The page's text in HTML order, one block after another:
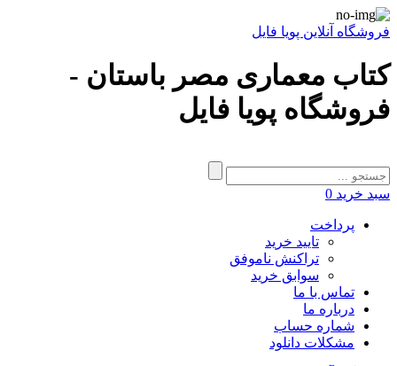
فروشگاه آنلاین پویا فایل
کتاب معماری مصر باستان -
فروشگاه پویا فایل
سبد خرید 0
پرداخت
تایید خرید
تراکنش ناموفق
سوابق خرید
تماس با ما
درباره ما
شماره حساب
مشکلات دانلود